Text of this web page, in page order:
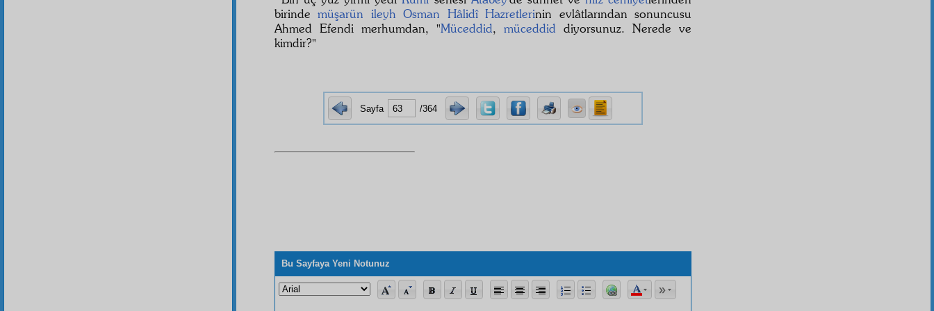
birindemüşarün ileyh Osman Hâlidî Hazretlerinin evlâtlarından sonuncusu
Ahmed Efendi merhumdan, "Müceddid, müceddid diyorsunuz. Nerede ve
kimdir?"
Sayfa /364
Bu Sayfaya Yeni Notunuz